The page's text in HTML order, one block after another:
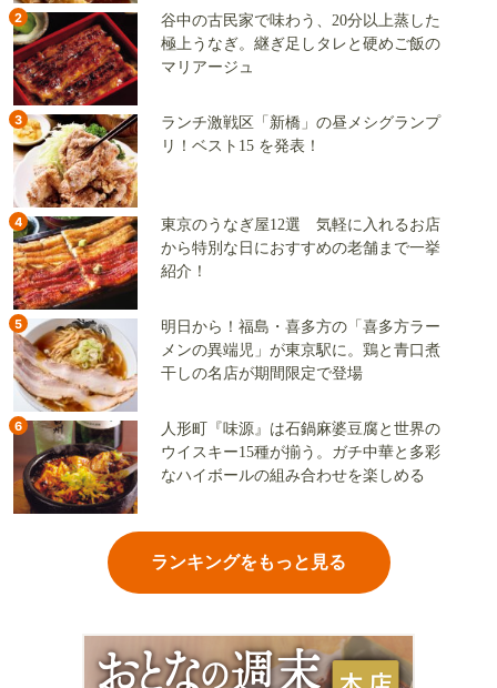
2
谷中の古民家で味わう、20分以上蒸した
極上うなぎ。継ぎ足しタレと硬めご飯の
マリアージュ
3
ランチ激戦区「新橋」の昼メシグランプ
リ！ベスト15 を発表！
4
東京のうなぎ屋12選 気軽に入れるお店
から特別な日におすすめの老舗まで一挙
紹介！
5
明日から！福島・喜多方の「喜多方ラー
メンの異端児」が東京駅に。鶏と青口煮
干しの名店が期間限定で登場
6
人形町『味源』は石鍋麻婆豆腐と世界の
ウイスキー15種が揃う。ガチ中華と多彩
なハイボールの組み合わせを楽しめる
ランキングをもっと見る